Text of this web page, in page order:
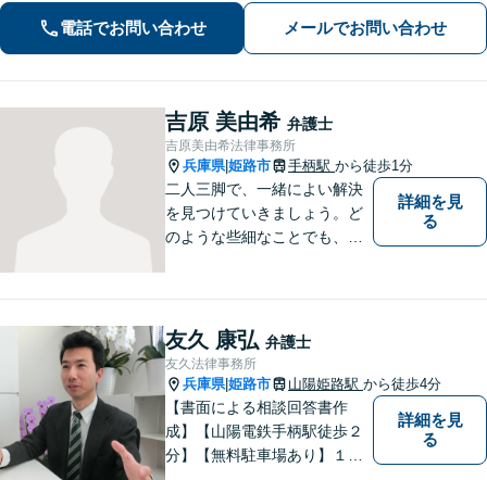
すい説明を心がけています。依頼者さ
まの置かれている状況と希望に沿った
最善の解決を目指します。
電話でお問い合わせ メールでお問い合わせ
吉原 美由希 弁護士
吉原美由希法律事務所
兵庫県|姫路市 手柄駅 から徒歩1分
二人三脚で、一緒によい解決
を見つけていきましょう。ど
のような些細なことでも、ま
詳細を見
る
友久 康弘 弁護士
友久法律事務所
兵庫県|姫路市 山陽姫路駅 から徒歩4分
【書面による相談回答書作
成】【山陽電鉄手柄駅徒歩２
分】【無料駐車場あり】１歩
詳細を見
る